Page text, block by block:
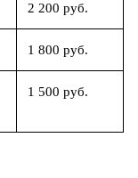
2 200 руб.
1 800 руб.
1 500 руб.